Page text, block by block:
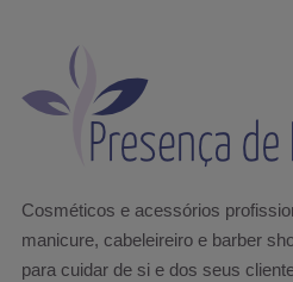
Cosméticos e acessórios
manicure, cabeleireiro e barber
para cuidar de si e dos seus